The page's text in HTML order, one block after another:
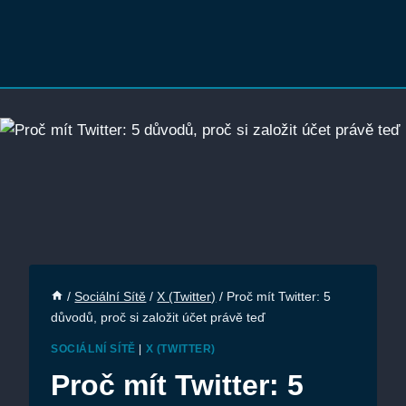
/ Sociální Sítě / X (Twitter) / Proč mít Twitter: 5
důvodů, proč si založit účet právě teď
SOCIÁLNÍ SÍTĚ X (TWITTER)
Proč mít Twitter: 5